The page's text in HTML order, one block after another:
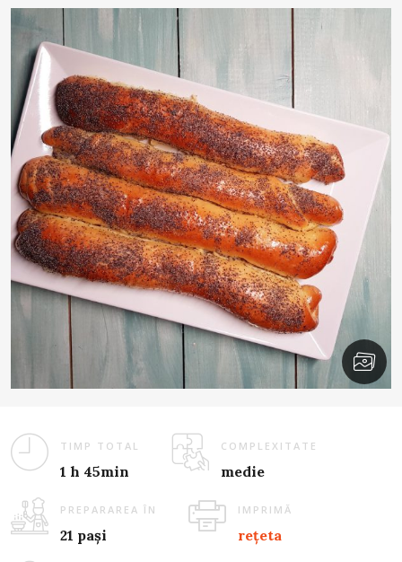
TIMP TOTAL
1 h 45min
COMPLEXITATE
medie
PREPARAREA ÎN
21 pași
IMPRIMĂ
rețeta